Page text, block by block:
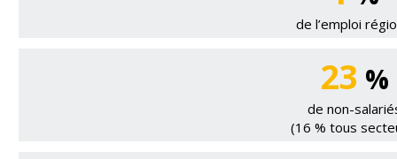
de l’emploi
23 %
de non-
(16 % tous